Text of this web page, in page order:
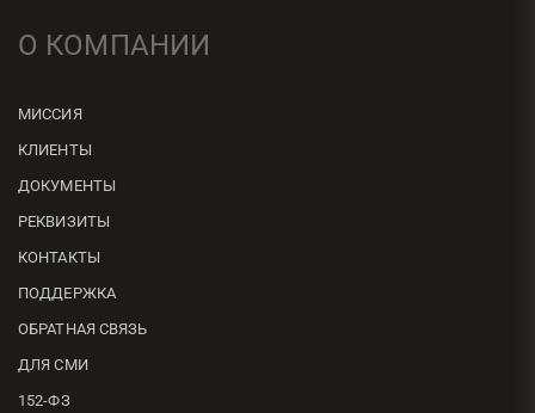
О КОМПАНИИ
МИССИЯ
КЛИЕНТЫ
ДОКУМЕНТЫ
РЕКВИЗИТЫ
КОНТАКТЫ
ПОДДЕРЖКА
ОБРАТНАЯ СВЯЗЬ
ДЛЯ СМИ
152-ФЗ